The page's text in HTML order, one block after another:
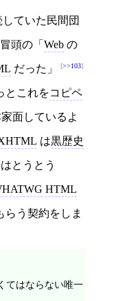
ていた民間団
頭の「 Web の
だった」 >>103
とこれをコピペ
面しているよ
は黒歴史
はとうとう
HTML
らう契約をしま
てはならない唯一